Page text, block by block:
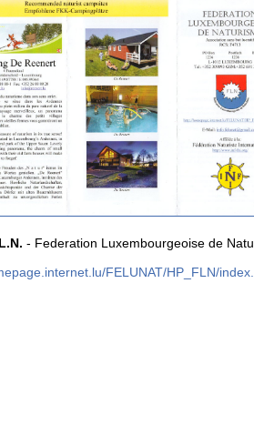
- Federation Luxembourgeoise de
FELUNAT/HP_FLN/